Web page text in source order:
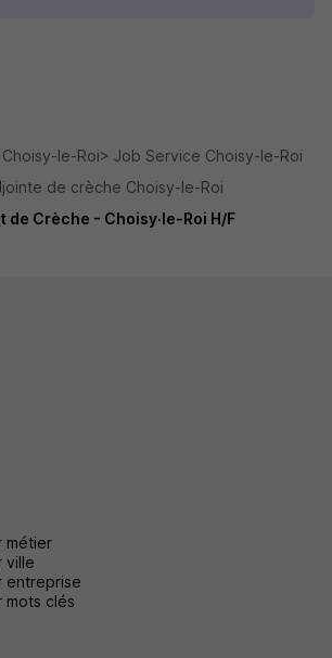
le-Roi
Job Service Choisy-le-Roi
de crèche Choisy-le-Roi
de Crèche - Choisy·le-Roi H/F
métier
ville
entreprise
mots clés